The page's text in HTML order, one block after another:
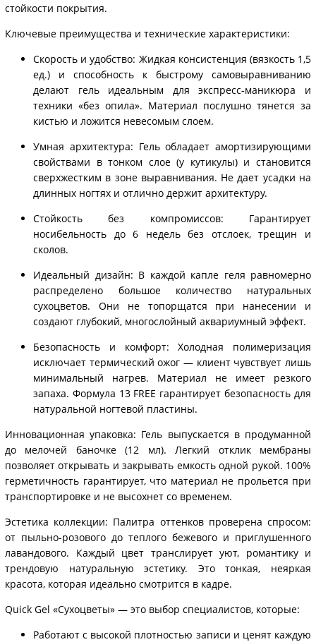
стойкости покрытия.
Ключевые преимущества и технические характеристики:
Скорость и удобство: Жидкая консистенция (вязкость 1,5
ед.) и способность к быстрому самовыравниванию
делают гель идеальным для экспресс-маникюра и
техники «без опила». Материал послушно тянется за
кистью и ложится невесомым слоем.
Умная архитектура: Гель обладает амортизирующими
свойствами в тонком слое (у кутикулы) и становится
сверхжестким в зоне выравнивания. Не дает усадки на
длинных ногтях и отлично держит архитектуру.
Стойкость без компромиссов: Гарантирует
носибельность до 6 недель без отслоек, трещин и
сколов.
Идеальный дизайн: В каждой капле геля равномерно
распределено большое количество натуральных
сухоцветов. Они не топорщатся при нанесении и
создают глубокий, многослойный аквариумный эффект.
Безопасность и комфорт: Холодная полимеризация
исключает термический ожог — клиент чувствует лишь
минимальный нагрев. Материал не имеет резкого
запаха. Формула 13 FREE гарантирует безопасность для
натуральной ногтевой пластины.
Инновационная упаковка: Гель выпускается в продуманной
до мелочей баночке (12 мл). Легкий отклик мембраны
позволяет открывать и закрывать емкость одной рукой. 100%
герметичность гарантирует, что материал не прольется при
транспортировке и не высохнет со временем.
Эстетика коллекции: Палитра оттенков проверена спросом:
от пыльно-розового до теплого бежевого и приглушенного
лавандового. Каждый цвет транслирует уют, романтику и
трендовую натуральную эстетику. Это тонкая, неяркая
красота, которая идеально смотрится в кадре.
Quick Gel «Сухоцветы» — это выбор специалистов, которые:
Работают с высокой плотностью записи и ценят каждую